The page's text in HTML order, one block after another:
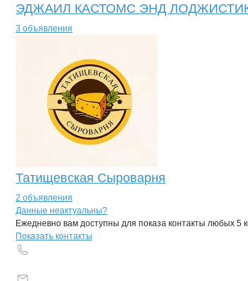
ЭДЖАИЛ КАСТОМС ЭНД
3 объявления
Татищевская Сыроварня
2 объявления
Контактыкомпании
+7(800)000-00-..
Данные неактуальны?
Ежедневно вам доступны для показа контакты любых 5
Показать контакты